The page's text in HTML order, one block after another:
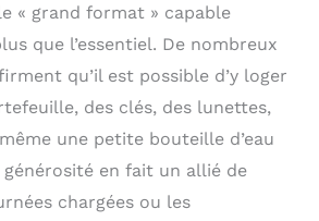
« grand format » capable
que l’essentiel. De nombreux
qu’il est possible d’y loger
des clés, des lunettes,
une petite bouteille d’eau
en fait un allié de
chargées ou les